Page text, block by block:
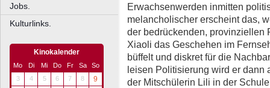
Jobs.
Kulturlinks.
Kinokalender
Mo Di Mi Do Fr Sa
So
3
4 5 6 7 8
9
Erwachsenwerden inmitten
melancholischer erscheint das,
der bedrückenden, provinziellen
Xiaoli das Geschehen im
büffelt und diskret für die
leisen Politisierung wird er dann
der Mitschülerin Lili in der